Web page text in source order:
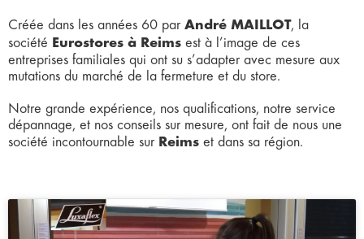
Créée dans les années 60 par André MAILLOT, la
société Eurostores à Reims est à l’image de ces
entreprises familiales qui ont su s’adapter avec mesure aux
mutations du marché de la fermeture et du store.
Notre grande expérience, nos qualifications, notre service
dépannage, et nos conseils sur mesure, ont fait de nous une
société incontournable sur Reims et dans sa région.